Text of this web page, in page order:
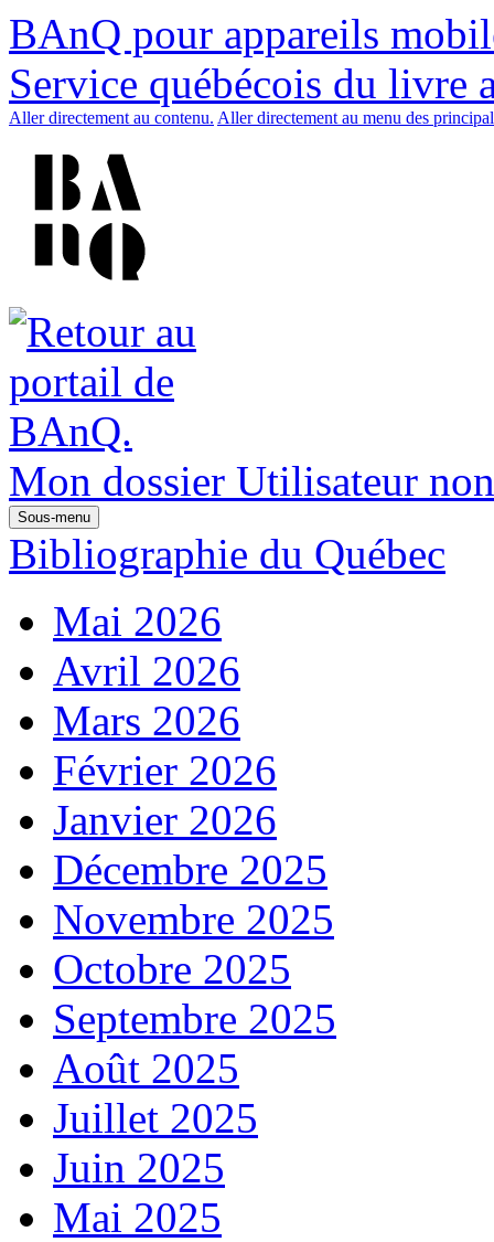
BAnQ pour appareils
Service québécois du livre
Aller directement au contenu. Aller directement au menu des
Mon dossier Utilisateur
Sous-menu
Bibliographie du Québec
Mai 2026
Avril 2026
Mars 2026
Février 2026
Janvier 2026
Décembre 2025
Novembre 2025
Octobre 2025
Septembre 2025
Août 2025
Juillet 2025
Juin 2025
Mai 2025